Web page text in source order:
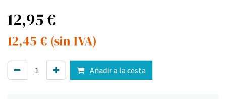
12,95€
12,45 € (sin IVA)
Añadir a la cesta